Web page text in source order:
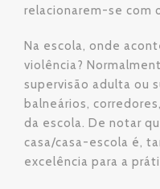
relacionarem-se com
Na escola, onde
violência?
supervisão adulta ou
balneários,
da escola. De notar
casa/casa-escola é,
excelência para a